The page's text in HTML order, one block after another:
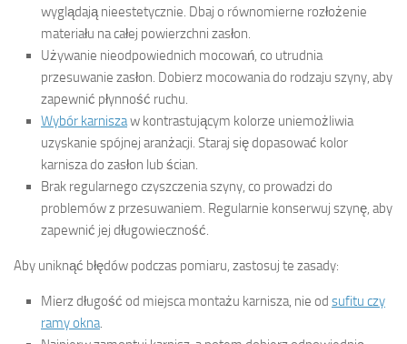
wyglądają nieestetycznie. Dbaj o równomierne rozłożenie
materiału na całej powierzchni zasłon.
Używanie nieodpowiednich mocowań, co utrudnia
przesuwanie zasłon. Dobierz mocowania do rodzaju szyny, aby
zapewnić płynność ruchu.
Wybór karniszaw kontrastującym kolorze uniemożliwia
uzyskanie spójnej aranżacji. Staraj się dopasować kolor
karnisza do zasłon lub ścian.
Brak regularnego czyszczenia szyny, co prowadzi do
problemów z przesuwaniem. Regularnie konserwuj szynę, aby
zapewnić jej długowieczność.
Aby uniknąć błędów podczas pomiaru, zastosuj te zasady:
Mierz długość od miejsca montażu karnisza, nie od sufitu czy
ramy okna.